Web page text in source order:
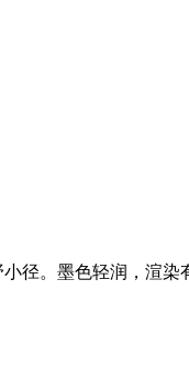
径。墨色轻润，渲